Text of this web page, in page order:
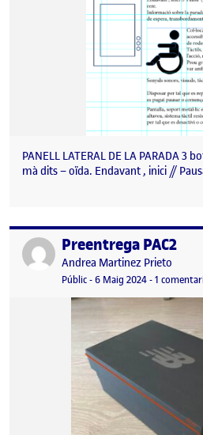
PANELL LATERAL DE LA PARADA 3
mà dits – oïda. Endavant , inici //
Publicat perPreentrega PAC2
Publicat per
Andrea Martinez Prieto
Visibilitat:
Públic-Data de publicació
6 Maig 20246 maig, 2024
-1